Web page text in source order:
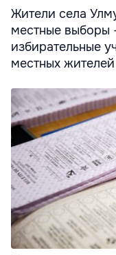
Жители села
местные выборы
избирательные
местных